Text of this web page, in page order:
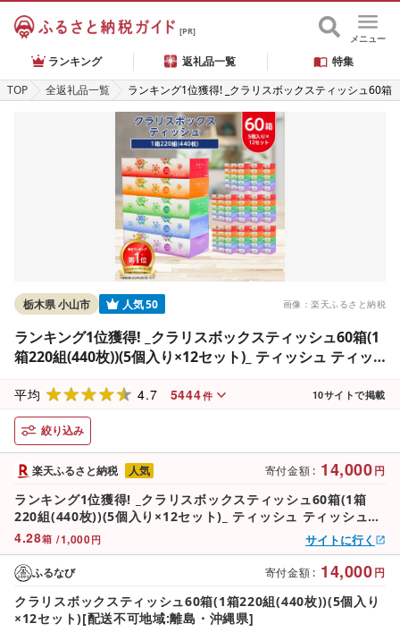
[PR]
メニュー
ランキング 返礼品一覧
特集
TOP
全返礼品一覧
ランキング1位獲得! _クラリスボックスティッシュ60箱
(1箱220組(440枚))(5個入り×12セット)_ ティッシュ テ
ィッシュペーパー 日用品 常備品 生活用品 まとめ買い
[配送不可地域:離島・沖縄県]
画像：楽天ふるさと納税
栃木県 小山市 人気50
ランキング1位獲得! _クラリスボックスティッシュ60箱(1
箱220組(440枚))(5個入り×12セット)_ ティッシュ ティッ
可地域:離島・沖縄県]
平均 4.7 5444件 10サイトで掲載
絞り込み
寄付金額 : 14,000円
4.28箱 /1,000円
楽天ふるさと納税
ランキング1位獲得! _クラリスボックスティッシュ60箱(1箱
220組(440枚))(5個入り×12セット)_ ティッシュ ティッシュペ
ーパー 日用品 常備品 生活用品 まとめ買い [配送不可地域:離
島・沖縄県]
人気
サイトに行く
寄付金額 : 14,000円
ふるなび
クラリスボックスティッシュ60箱(1箱220組(440枚))(5個入り
×12セット)[配送不可地域:離島・沖縄県]